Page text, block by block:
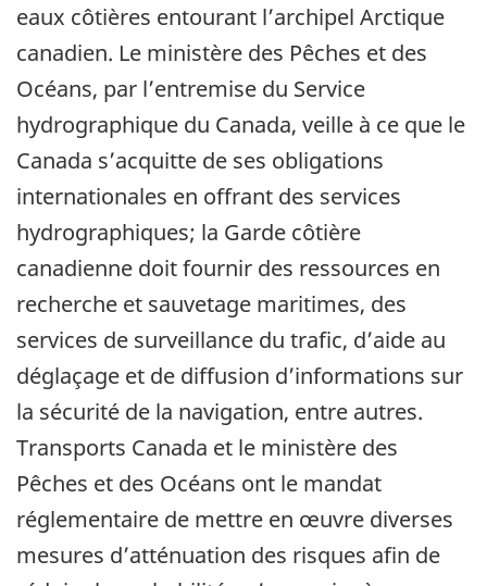
eaux côtières entourant l’archipel Arctique
canadien. Le ministère des Pêches et des
Océans, par l’entremise du Service
hydrographique du Canada, veille à ce que le
Canada s’acquitte de ses obligations
internationales en offrant des services
hydrographiques; la Garde côtière
canadienne doit fournir des ressources en
recherche et sauvetage maritimes, des
services de surveillance du trafic, d’aide au
déglaçage et de diffusion d’informations sur
la sécurité de la navigation, entre autres.
Transports Canada et le ministère des
Pêches et des Océans ont le mandat
réglementaire de mettre en œuvre diverses
mesures d’atténuation des risques afin de